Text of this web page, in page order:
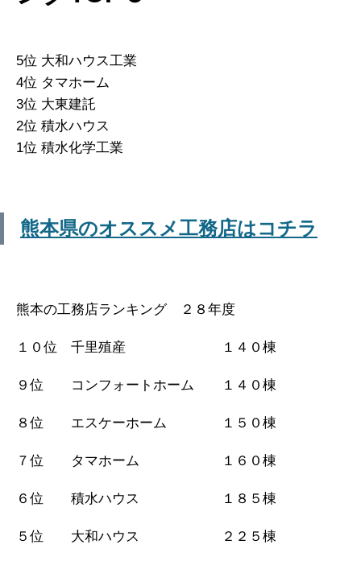
5位 大和ハウス工業
4位 タマホーム
3位 大東建託
2位 積水ハウス
1位 積水化学工業
熊本県のオススメ工務店はコチラ
熊本の工務店ランキング ２８年度
１０位 千里殖産 １４０棟
９位 コンフォートホーム １４０棟
８位 エスケーホーム １５０棟
７位 タマホーム １６０棟
６位 積水ハウス １８５棟
５位 大和ハウス ２２５棟